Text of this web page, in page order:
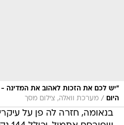
"יש לכם את הזכות לאהוב את המדינה -
היום
/ מערכת וואלה, צילום מסך
בנאומה, חזרה לה פן על